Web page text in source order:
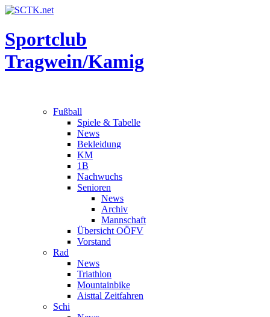
Sportclub
Tragwein/Kamig
Fußball
Spiele & Tabelle
News
Bekleidung
KM
1B
Nachwuchs
Senioren
News
Archiv
Mannschaft
Übersicht OÖFV
Vorstand
Rad
News
Triathlon
Mountainbike
Aisttal Zeitfahren
Schi